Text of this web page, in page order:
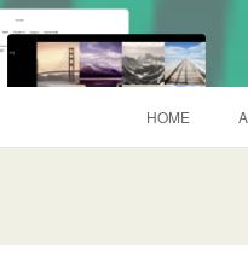
HOME